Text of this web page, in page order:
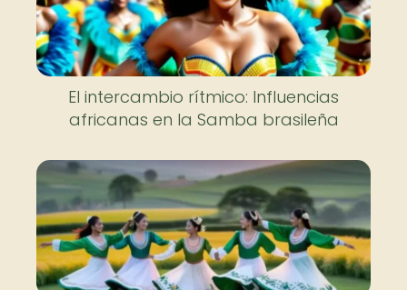
El intercambio rítmico: Influencias
africanas en la Samba brasileña